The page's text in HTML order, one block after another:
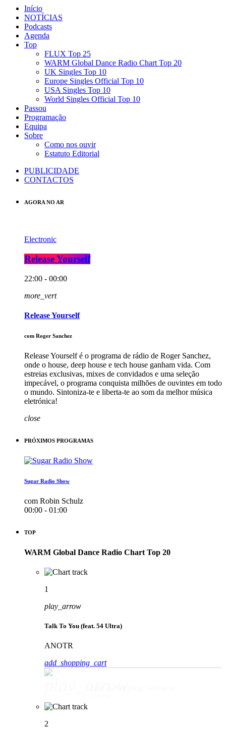
Início
NOTÍCIAS
Podcasts
Agenda
Top
FLUX Top 25
WARM Global Dance Radio Chart Top 20
UK Singles Top 10
Europe Singles Official Top 10
USA Singles Top 10
World Singles Official Top 10
Passou
Programação
Equipa
Sobre
Como nos ouvir
Estatuto Editorial
PUBLICIDADE
CONTACTOS
AGORA NO AR
Electronic
Release Yourself
22:00 - 00:00
more_vert
Release Yourself
com Roger Sanchez
Release Yourself é o programa de rádio de Roger Sanchez,
onde o house, deep house e tech house ganham vida. Com
estreias exclusivas, mixes de convidados e uma seleção
impecável, o programa conquista milhões de ouvintes em todo
o mundo. Sintoniza-te e liberta-te ao som da melhor música
eletrónica!
close
PRÓXIMOS PROGRAMAS
Sugar Radio Show
com Robin Schulz
00:00 - 01:00
TOP
WARM Global Dance Radio Chart Top 20
1
play_arrow
Talk To You (feat. 54 Ultra)
ANOTR
add_shopping_cart
2